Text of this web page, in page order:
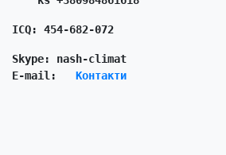
ICQ: 454-682-072
Skype: nash-climat
E-mail: Контакти